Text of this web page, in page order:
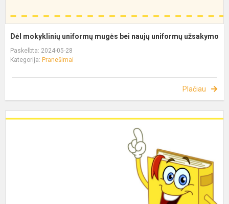
Dėl mokyklinių uniformų mugės bei naujų uniformų užsakymo
Paskelbta: 2024-05-28
Kategorija: Pranešimai
Plačiau